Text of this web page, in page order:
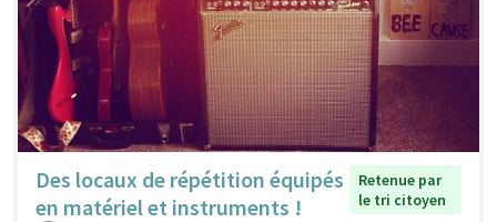
Des locaux de répétition équipés
en matériel et instruments !
Retenue par
le tri citoyen